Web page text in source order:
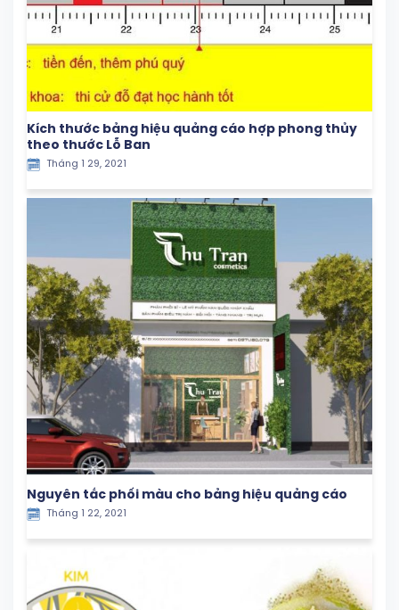
Kích thước bảng hiệu quảng cáo hợp phong thủy
theo thước Lỗ Ban
Tháng 1 29, 2021
Nguyên tắc phối màu cho bảng hiệu quảng cáo
Tháng 1 22, 2021